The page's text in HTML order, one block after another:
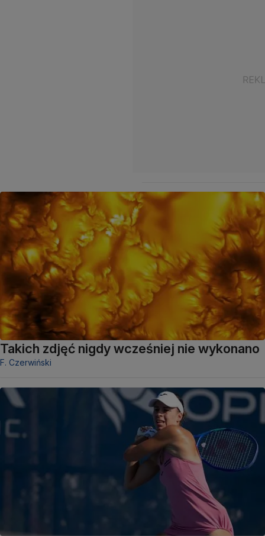
Takich zdjęć nigdy wcześniej nie wykonano
F. Czerwiński